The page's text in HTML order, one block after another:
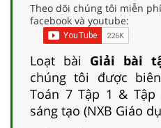
Theo dõi chúng tôi miễn
facebook và youtube:
Loạt bài Giải bài
chúng tôi được
Toán 7 Tập 1 &
sáng tạo (NXB Giáo